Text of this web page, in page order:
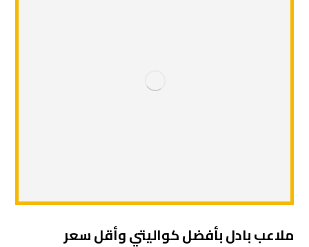
ملاعب بادل بأفضل كواليتي وأقل سعر